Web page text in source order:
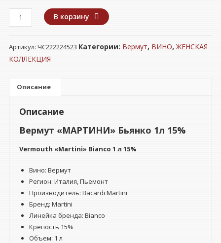
Количество
товара
Вермут
"МАРТИНИ"
Бьянко
15%
В корзину
Артикул: ЧС222224523 Категории: Вермут, ВИНО, ЖЕНСКАЯ
КОЛЛЕКЦИЯ
Описание
Описание
Вермут «МАРТИНИ» Бьянко 1л 15%
Vermouth «Martini» Bianco 1 л 15%
Вино: Вермут
Регион: Италия, Пьемонт
Производитель: Bacardi Martini
Бренд: Martini
Линейка бренда: Bianco
Крепость 15%
Объем: 1 л